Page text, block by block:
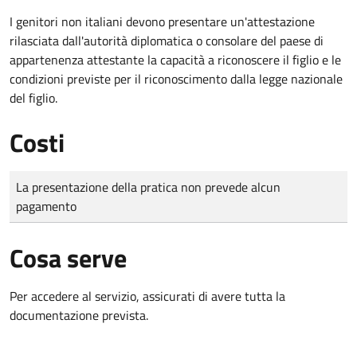
I genitori non italiani devono presentare un'attestazione
rilasciata dall'autorità diplomatica o consolare del paese di
appartenenza attestante la capacità a riconoscere il figlio e le
condizioni previste per il riconoscimento dalla legge nazionale
del figlio.
Costi
Tipo di pagamento
Importo
La presentazione della pratica non prevede alcun
pagamento
Cosa serve
Per accedere al servizio, assicurati di avere tutta la
documentazione prevista.